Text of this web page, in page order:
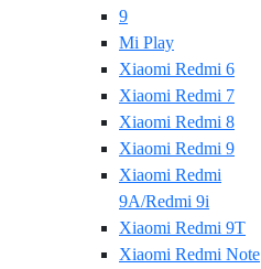
9
Mi Play
Xiaomi Redmi 6
Xiaomi Redmi 7
Xiaomi Redmi 8
Xiaomi Redmi 9
Xiaomi Redmi
9A/Redmi 9i
Xiaomi Redmi 9T
Xiaomi Redmi Note